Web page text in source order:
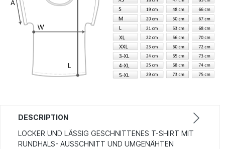
DESCRIPTION
LOCKER UND LÄSSIG GESCHNITTENES T-SHIRT MIT
RUNDHALS- AUSSCHNITT UND UMGENÄHTEN